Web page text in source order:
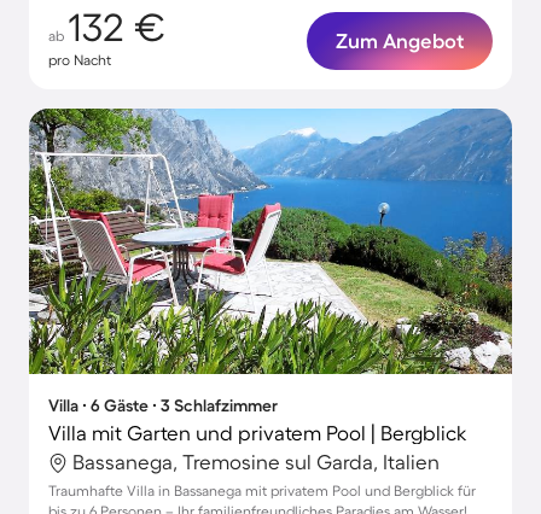
ab 132 €
pro Nacht
Zum Angebot
Villa ∙ 6 Gäste ∙ 3 Schlafzimmer
Villa mit Garten und privatem Pool | Bergblick
Bassanega, Tremosine sul Garda, Italien
Traumhafte Villa in Bassanega mit privatem Pool und Bergblick für